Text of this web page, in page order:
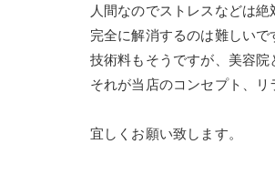
人間なのでストレスなどは
完全に解消するのは難しい
技術料もそうですが、美容院
それが当店のコンセプト、リ
宜しくお願い致します。